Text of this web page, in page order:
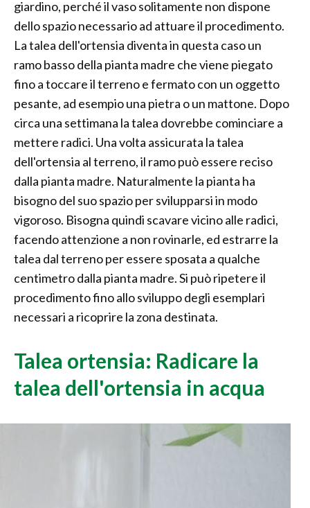
giardino, perché il vaso solitamente non dispone
dello spazio necessario ad attuare il procedimento.
La talea dell'ortensia diventa in questa caso un
ramo basso della pianta madre che viene piegato
fino a toccare il terreno e fermato con un oggetto
pesante, ad esempio una pietra o un mattone. Dopo
circa una settimana la talea dovrebbe cominciare a
mettere radici. Una volta assicurata la talea
dell'ortensia al terreno, il ramo può essere reciso
dalla pianta madre. Naturalmente la pianta ha
bisogno del suo spazio per svilupparsi in modo
vigoroso. Bisogna quindi scavare vicino alle radici,
facendo attenzione a non rovinarle, ed estrarre la
talea dal terreno per essere sposata a qualche
centimetro dalla pianta madre. Si può ripetere il
procedimento fino allo sviluppo degli esemplari
necessari a ricoprire la zona destinata.
Talea ortensia: Radicare la
talea dell'ortensia in acqua